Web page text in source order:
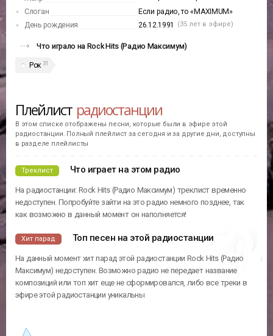
Слоган
Если радио, то «MAXIMUM»
День рождения
26.12.1991 (35 лет в эфире)
Что играло на Rock Hits (Радио Максимум)
Рок 31
Плейлист радиостанции
В этом списке отображены песни, которые были в эфире этой
радиостанции. Полный плейлист за сегодня и за другие дни, доступны
в разделе плейлисты
Треклист Что играет на этом радио
На радиостанции: Rock Hits (Радио Максимум) треклист временно
недоступен. Попробуйте зайти на это радио немного позднее, так
как возможно в данный момент он наполняется!
Хит парад Топ песен на этой радиостанции
На данный момент хит парад этой радиостанции Rock Hits (Радио
Максимум) недоступен. Возможно радио не передает название
композиций или топ хит еще не сформировался, либо все треки в
эфире этой радиостанции уникальны